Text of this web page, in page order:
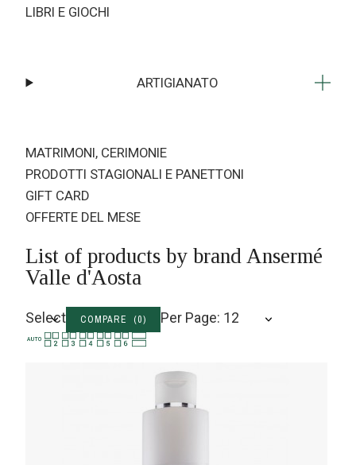
LIBRI E GIOCHI
ARTIGIANATO
MATRIMONI, CERIMONIE
PRODOTTI STAGIONALI E PANETTONI
GIFT CARD
OFFERTE DEL MESE
List of products by brand Ansermé
Valle d'Aosta
Select COMPARE (0) Per Page: 12